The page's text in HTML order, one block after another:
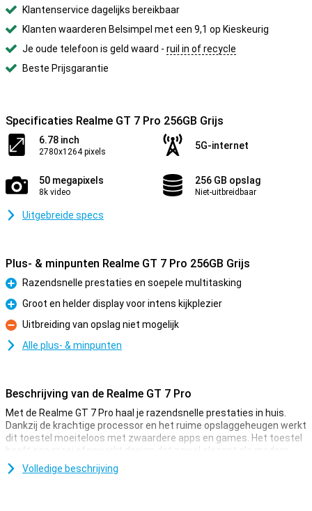
Klantenservice dagelijks bereikbaar
Klanten waarderen Belsimpel met een 9,1 op Kieskeurig
Je oude telefoon is geld waard - ruil in of recycle
Beste Prijsgarantie
Specificaties Realme GT 7 Pro 256GB Grijs
6.78 inch
2780x1264 pixels
5G-internet
50 megapixels
8k video
256 GB opslag
Niet-uitbreidbaar
Uitgebreide specs
Plus- & minpunten Realme GT 7 Pro 256GB Grijs
Pluspunt
Razendsnelle prestaties en soepele multitasking
Pluspunt
Groot en helder display voor intens kijkplezier
Minpunt
Uitbreiding van opslag niet mogelijk
Alle plus- & minpunten
Beschrijving van de Realme GT 7 Pro
Met de Realme GT 7 Pro haal je razendsnelle prestaties in huis.
Dankzij de krachtige processor en het ruime opslaggeheugen werkt
dit toestel moeiteloos met zwaardere apps en games. Het toestel
heeft een mooi afgewerkt design dat zowel elegant als modern
oogt. Met deze Realme GT 7 Pro ben je klaar voor al je dagelijkse
bezigheden én meer, zonder haperingen.
Volledige beschrijving